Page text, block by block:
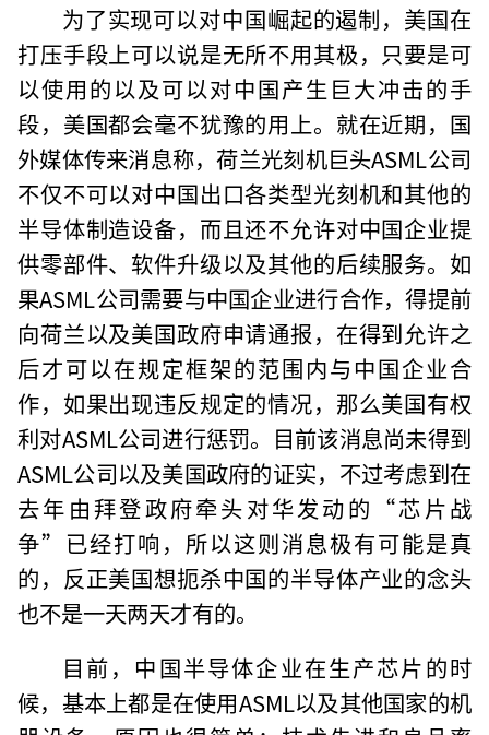
为了实现可以对中国崛起的遏制，美国在
打压手段上可以说是无所不用其极，只要是可
以使用的以及可以对中国产生巨大冲击的手
段，美国都会毫不犹豫的用上。就在近期，国
外媒体传来消息称，荷兰光刻机巨头ASML公司
不仅不可以对中国出口各类型光刻机和其他的
半导体制造设备，而且还不允许对中国企业提
供零部件、软件升级以及其他的后续服务。如
果ASML公司需要与中国企业进行合作，得提前
向荷兰以及美国政府申请通报，在得到允许之
后才可以在规定框架的范围内与中国企业合
作，如果出现违反规定的情况，那么美国有权
利对ASML公司进行惩罚。目前该消息尚未得到
ASML公司以及美国政府的证实，不过考虑到在
去年由拜登政府牵头对华发动的“芯片战
争”已经打响，所以这则消息极有可能是真
的，反正美国想扼杀中国的半导体产业的念头
也不是一天两天才有的。
目前，中国半导体企业在生产芯片的时
候，基本上都是在使用ASML以及其他国家的机